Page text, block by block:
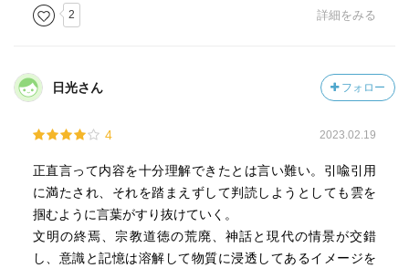
が繰り返し登場する。
しき人々の下世話な会話が、そのまま挿入されている箇所
もある。こうしたゴツゴツした感じを、ジャズのようだ、
そうか、モダンジャズのように感じて読むなら、少し楽に
なるかもしれない。
今回は図書館から借りて読了したが、この文庫を見つけて
買って座右に置き、繰り返し読んで味わいたい。そう思わ
せる奥深さ、魅力を感じる。
2 詳細をみる
日光さん フォロー
4 2023.02.19
正直言って内容を十分理解できたとは言い難い。引喩引用
に満たされ、それを踏まえずして判読しようとしても雲を
掴むように言葉がすり抜けていく。
文明の終焉、宗教道徳の荒廃、神話と現代の情景が交錯
し、意識と記憶は溶解して物質に浸透してあるイメージを